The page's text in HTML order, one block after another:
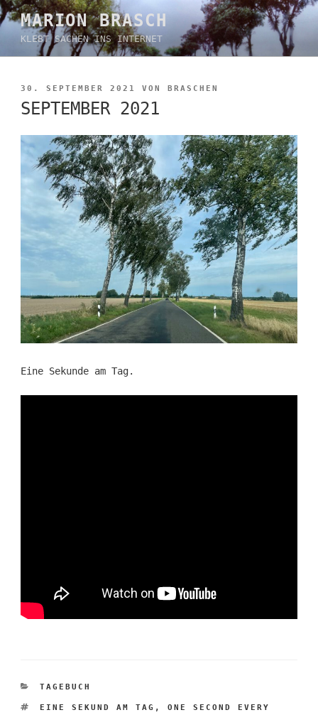
Zum
Inhalt
springen
MARION BRASCH
KLEBT SACHEN INS INTERNET
VERÖFFENTLICHT
AM
30. SEPTEMBER 2021 VON BRASCHEN
SEPTEMBER 2021
Eine Sekunde am Tag.
KATEGORIEN
TAGEBUCH
SCHLAGWÖRTER
EINE SEKUND AM TAG ,ONE SECOND EVERY